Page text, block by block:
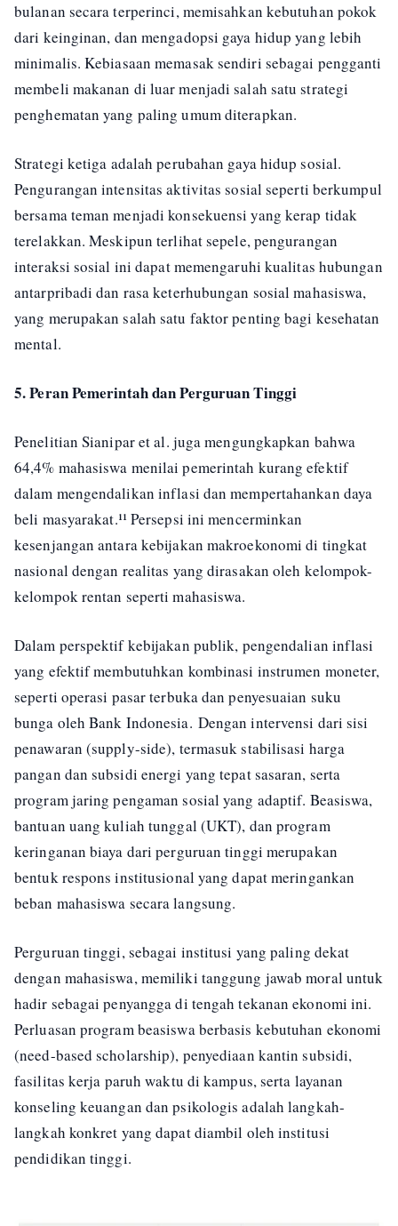
bulanan secara terperinci, memisahkan kebutuhan pokok
dari keinginan, dan mengadopsi gaya hidup yang lebih
minimalis. Kebiasaan memasak sendiri sebagai pengganti
membeli makanan di luar menjadi salah satu strategi
penghematan yang paling umum diterapkan.
Strategi ketiga adalah perubahan gaya hidup sosial.
Pengurangan intensitas aktivitas sosial seperti berkumpul
bersama teman menjadi konsekuensi yang kerap tidak
terelakkan. Meskipun terlihat sepele, pengurangan
interaksi sosial ini dapat memengaruhi kualitas hubungan
antarpribadi dan rasa keterhubungan sosial mahasiswa,
yang merupakan salah satu faktor penting bagi kesehatan
mental.
5. Peran Pemerintah dan Perguruan Tinggi
Penelitian Sianipar et al. juga mengungkapkan bahwa
64,4% mahasiswa menilai pemerintah kurang efektif
dalam mengendalikan inflasi dan mempertahankan daya
beli masyarakat.¹¹ Persepsi ini mencerminkan
kesenjangan antara kebijakan makroekonomi di tingkat
nasional dengan realitas yang dirasakan oleh kelompok-
kelompok rentan seperti mahasiswa.
Dalam perspektif kebijakan publik, pengendalian inflasi
yang efektif membutuhkan kombinasi instrumen moneter,
seperti operasi pasar terbuka dan penyesuaian suku
bunga oleh Bank Indonesia. Dengan intervensi dari sisi
penawaran (supply-side), termasuk stabilisasi harga
pangan dan subsidi energi yang tepat sasaran, serta
program jaring pengaman sosial yang adaptif. Beasiswa,
bantuan uang kuliah tunggal (UKT), dan program
keringanan biaya dari perguruan tinggi merupakan
bentuk respons institusional yang dapat meringankan
beban mahasiswa secara langsung.
Perguruan tinggi, sebagai institusi yang paling dekat
dengan mahasiswa, memiliki tanggung jawab moral untuk
hadir sebagai penyangga di tengah tekanan ekonomi ini.
Perluasan program beasiswa berbasis kebutuhan ekonomi
(need-based scholarship), penyediaan kantin subsidi,
fasilitas kerja paruh waktu di kampus, serta layanan
konseling keuangan dan psikologis adalah langkah-
langkah konkret yang dapat diambil oleh institusi
pendidikan tinggi.